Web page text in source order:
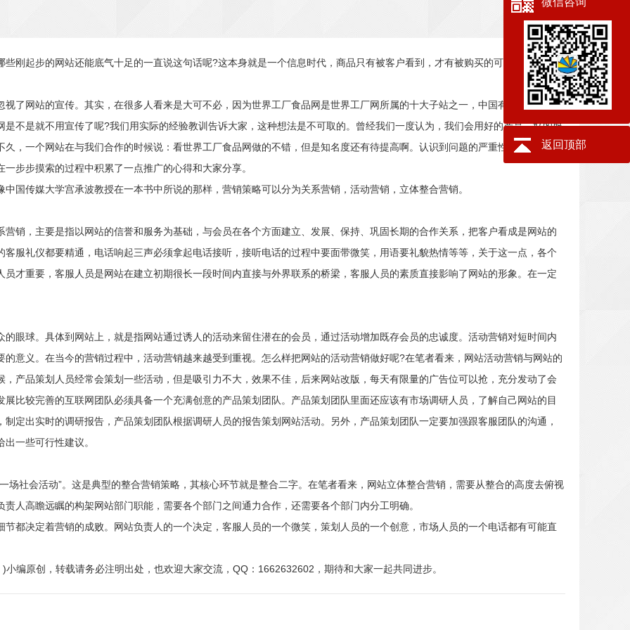
刚起步的网站还能底气十足的一直说这句话呢?这本身就是一个信息时代，商品只有被客户看到，才有被购买的可能性，做网站
网站的宣传。其实，在很多人看来是大可不必，因为世界工厂食品网是世界工厂网所属的十大子站之一，中国有句古话，大
不是就不用宣传了呢?我们用实际的经验教训告诉大家，这种想法是不可取的。曾经我们一度认为，我们会用好的产品，好的服
，一个网站在与我们合作的时候说：看世界工厂食品网做的不错，但是知名度还有待提高啊。认识到问题的严重性，我们马上
步步摸索的过程中积累了一点推广的心得和大家分享。
传媒大学宫承波教授在一本书中所说的那样，营销策略可以分为关系营销，活动营销，立体整合营销。
，主要是指以网站的信誉和服务为基础，与会员在各个方面建立、发展、保持、巩固长期的合作关系，把客户看成是网站的
服礼仪都要精通，电话响起三声必须拿起电话接听，接听电话的过程中要面带微笑，用语要礼貌热情等等，关于这一点，各个
才重要，客服人员是网站在建立初期很长一段时间内直接与外界联系的桥梁，客服人员的素质直接影响了网站的形象。在一定
球。具体到网站上，就是指网站通过诱人的活动来留住潜在的会员，通过活动增加既存会员的忠诚度。活动营销对短时间内
意义。在当今的营销过程中，活动营销越来越受到重视。怎么样把网站的活动营销做好呢?在笔者看来，网站活动营销与网站的
产品策划人员经常会策划一些活动，但是吸引力不大，效果不佳，后来网站改版，每天有限量的广告位可以抢，充分发动了会
比较完善的互联网团队必须具备一个充满创意的产品策划团队。产品策划团队里面还应该有市场调研人员，了解自己网站的目
定出实时的调研报告，产品策划团队根据调研人员的报告策划网站活动。另外，产品策划团队一定要加强跟客服团队的沟通，
一些可行性建议。
会活动”。这是典型的整合营销策略，其核心环节就是整合二字。在笔者看来，网站立体整合营销，需要从整合的高度去俯视
人高瞻远瞩的构架网站部门职能，需要各个部门之间通力合作，还需要各个部门内分工明确。
决定着营销的成败。网站负责人的一个决定，客服人员的一个微笑，策划人员的一个创意，市场人员的一个电话都有可能直
原创，转载请务必注明出处，也欢迎大家交流，QQ：1662632602，期待和大家一起共同进步。
返回顶部